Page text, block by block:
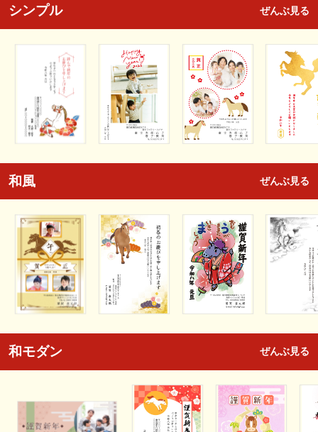
シンプル ぜんぶ見る
和風 ぜんぶ見る
和モダン ぜんぶ見る